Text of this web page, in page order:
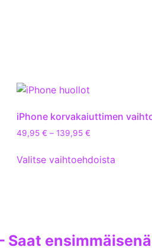
iPhone korvakaiuttimen
49,95€ – 139,95€
Valitse vaihtoehdoista
Saat